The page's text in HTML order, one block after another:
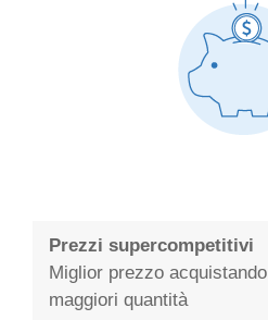
Prezzi supercompetitivi
Miglior prezzo acquistando
maggiori quantità